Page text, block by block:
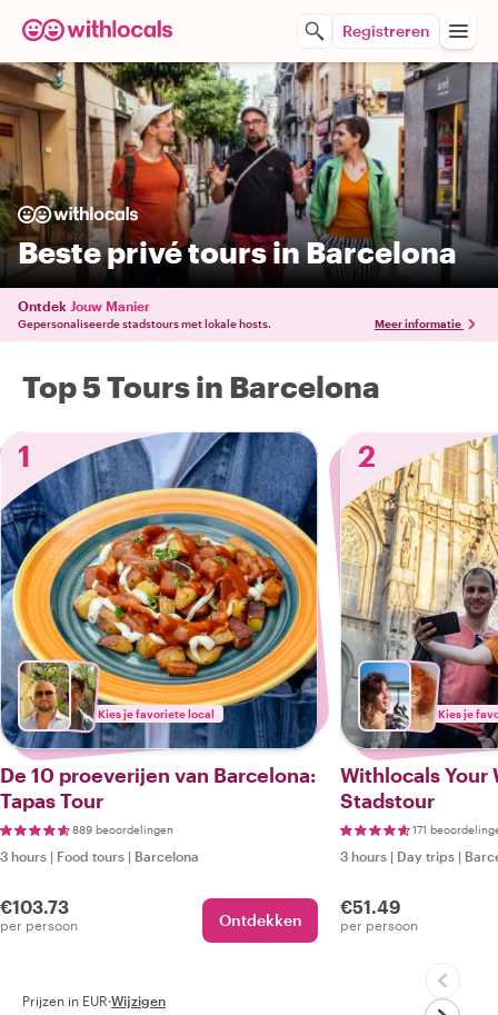
Registreren
Beste privé tours in Barcelona
Ontdek Jouw Manier
Gepersonaliseerde stadstours met lokale hosts. Meer informatie
Top 5 Tours in Barcelona
1
Kies je favoriete local
De 10 proeverijen van Barcelona:
Tapas Tour
889 beoordelingen
3 hours | Food tours | Barcelona
€103.73
per persoon Ontdekken
2
Kies je
Withlocals Your
Stadstour
171
3 hours | Day trips |
€51.49
per persoon
Prijzen in EUR·Wijzigen